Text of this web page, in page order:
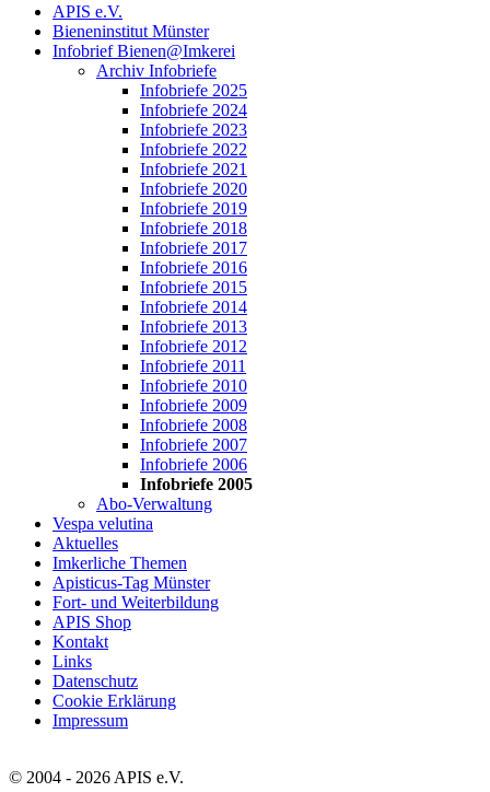
APIS e.V.
Bieneninstitut Münster
Infobrief Bienen@Imkerei
Archiv Infobriefe
Infobriefe 2025
Infobriefe 2024
Infobriefe 2023
Infobriefe 2022
Infobriefe 2021
Infobriefe 2020
Infobriefe 2019
Infobriefe 2018
Infobriefe 2017
Infobriefe 2016
Infobriefe 2015
Infobriefe 2014
Infobriefe 2013
Infobriefe 2012
Infobriefe 2011
Infobriefe 2010
Infobriefe 2009
Infobriefe 2008
Infobriefe 2007
Infobriefe 2006
Infobriefe 2005
Abo-Verwaltung
Vespa velutina
Aktuelles
Imkerliche Themen
Apisticus-Tag Münster
Fort- und Weiterbildung
APIS Shop
Kontakt
Links
Datenschutz
Cookie Erklärung
Impressum
© 2004 - 2026 APIS e.V.